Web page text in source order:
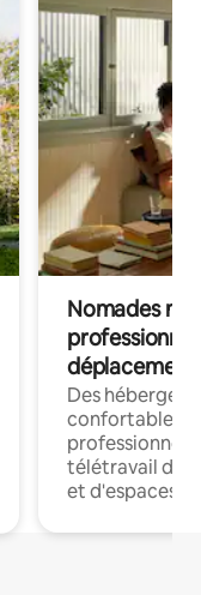
Nomades
déplacement
Des
confortables
professionnels
télétravail
et d'espaces